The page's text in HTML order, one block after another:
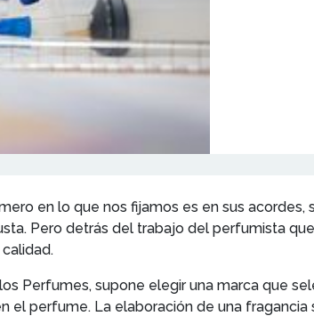
en lo que nos fijamos es en sus acordes,
Pero detrás del trabajo del perfumista
Perfumes, supone elegir una marca que
el perfume. La elaboración de una